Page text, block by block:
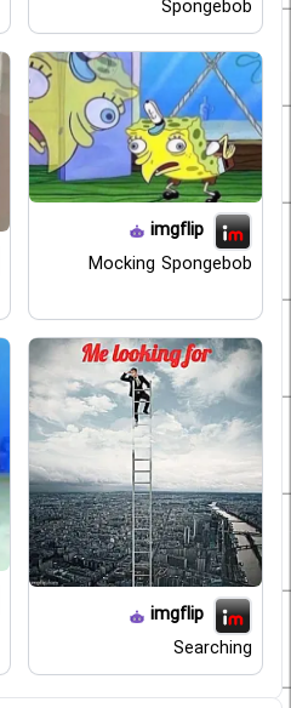
Spongebob
imgflip
Mocking Spongebob
imgflip
Searching